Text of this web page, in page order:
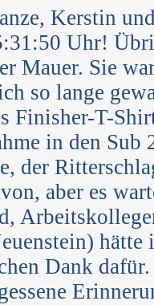
Kerstin
Uhr!
Mauer. Sie
so lange
Finisher-T-
in den Sub
der
aber es
Dank